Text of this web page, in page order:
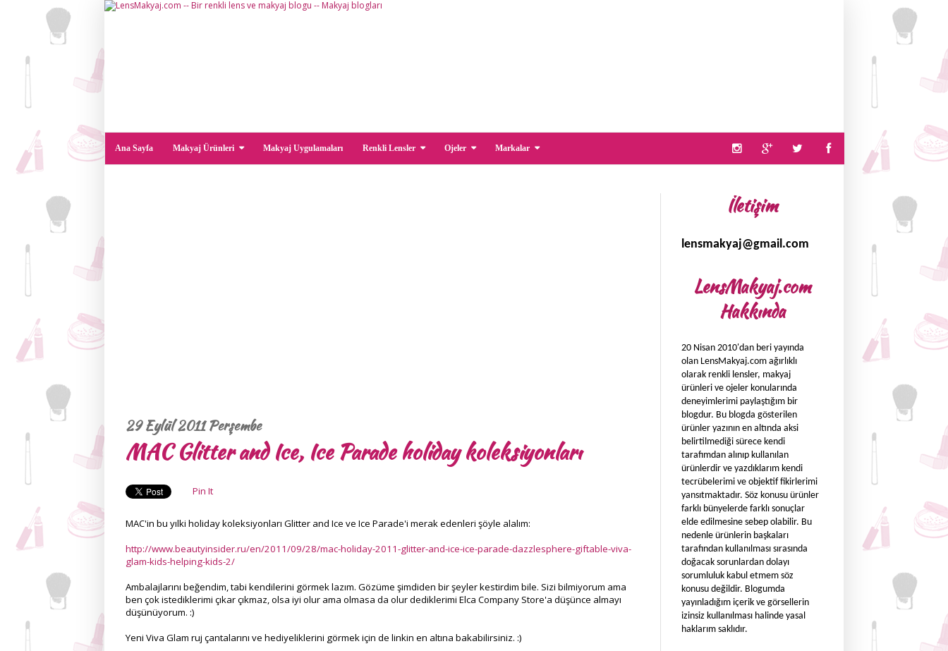
Ana Sayfa Makyaj Ürünleri Makyaj Uygulamaları Renkli Lensler Ojeler Markalar
29 Eylül 2011 Perşembe
MAC Glitter and Ice, Ice Parade holiday koleksiyonları
Pin It
MAC'in bu yılki holiday koleksiyonları Glitter and Ice ve Ice Parade'i merak edenleri şöyle alalım:
http://www.beautyinsider.ru/en/2011/09/28/mac-holiday-2011-glitter-and-ice-ice-parade-dazzlesphere-giftable-viva-
glam-kids-helping-kids-2/
Ambalajlarını beğendim, tabi kendilerini görmek lazım. Gözüme şimdiden bir şeyler kestirdim bile. Sizi bilmiyorum ama
ben çok istediklerimi çıkar çıkmaz, olsa iyi olur ama olmasa da olur dediklerimi Elca Company Store'a düşünce almayı
düşünüyorum. :)
Yeni Viva Glam ruj çantalarını ve hediyeliklerini görmek için de linkin en altına bakabilirsiniz. :)
İletişim
lensmakyaj@gmail.com
LensMakyaj.com
Hakkında
20 Nisan 2010'dan beri yayında
olan LensMakyaj.com ağırlıklı
olarak renkli lensler, makyaj
ürünleri ve ojeler konularında
deneyimlerimi paylaştığım bir
blogdur. Bu blogda gösterilen
ürünler yazının en altında aksi
belirtilmediği sürece kendi
tarafımdan alınıp kullanılan
ürünlerdir ve yazdıklarım kendi
tecrübelerimi ve objektif fikirlerimi
yansıtmaktadır. Söz konusu ürünler
farklı bünyelerde farklı sonuçlar
elde edilmesine sebep olabilir. Bu
nedenle ürünlerin başkaları
tarafından kullanılması sırasında
doğacak sorunlardan dolayı
sorumluluk kabul etmem söz
konusu değildir. Blogumda
yayınladığım içerik ve görsellerin
izinsiz kullanılması halinde yasal
haklarım saklıdır.